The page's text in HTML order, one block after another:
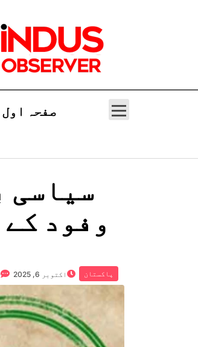
صفحہ اول
سیاسی
وفود
پاکستان اکتوبر 6, 2025